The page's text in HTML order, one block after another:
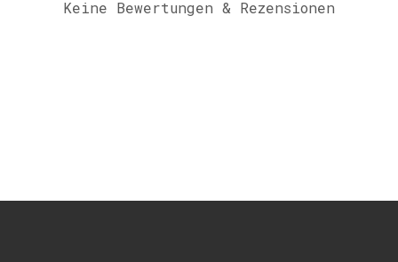
Keine Bewertungen & Rezensionen